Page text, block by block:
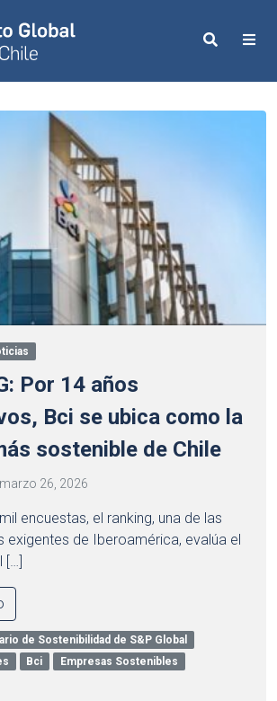
Search
Por 14 años
Bci se ubica como la
sostenible de Chile
marzo 26, 2026
encuestas, el ranking, una de las
exigentes de Iberoamérica, evalúa el
[…]
de Sostenibilidad de S&P Global
Bci
Empresas Sostenibles